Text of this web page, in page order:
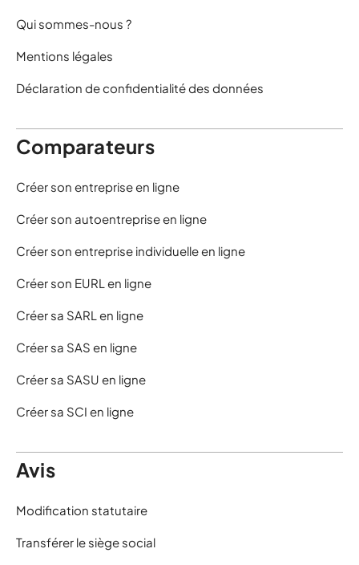
Qui sommes-nous ?
Mentions légales
Déclaration de confidentialité des données
Comparateurs
Créer son entreprise en ligne
Créer son autoentreprise en ligne
Créer son entreprise individuelle en ligne
Créer son EURL en ligne
Créer sa SARL en ligne
Créer sa SAS en ligne
Créer sa SASU en ligne
Créer sa SCI en ligne
Avis
Modification statutaire
Transférer le siège social